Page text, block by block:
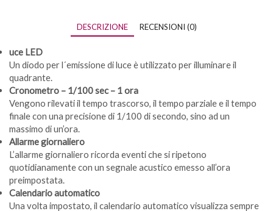
DESCRIZIONE RECENSIONI (0)
uce LED
Un diodo per l´emissione di luce è utilizzato per illuminare il
quadrante.
Cronometro – 1/100 sec – 1 ora
Vengono rilevati il tempo trascorso, il tempo parziale e il tempo
finale con una precisione di 1/100 di secondo, sino ad un
massimo di un’ora.
Allarme giornaliero
L’allarme giornaliero ricorda eventi che si ripetono
quotidianamente con un segnale acustico emesso all’ora
preimpostata.
Calendario automatico
Una volta impostato, il calendario automatico visualizza sempre